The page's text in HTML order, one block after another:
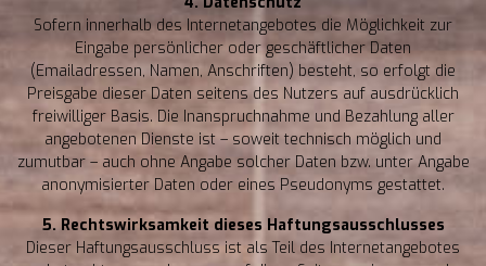
Sofern innerhalb des Internetangebotes die Möglichkeit zur
Eingabe persönlicher oder geschäftlicher Daten
(Emailadressen, Namen, Anschriften) besteht, so erfolgt die
Preisgabe dieser Daten seitens des Nutzers auf ausdrücklich
freiwilliger Basis. Die Inanspruchnahme und Bezahlung aller
angebotenen Dienste ist – soweit technisch möglich und
zumutbar – auch ohne Angabe solcher Daten bzw. unter Angabe
anonymisierter Daten oder eines Pseudonyms gestattet.
5. Rechtswirksamkeit dieses Haftungsausschlusses
Dieser Haftungsausschluss ist als Teil des Internetangebotes